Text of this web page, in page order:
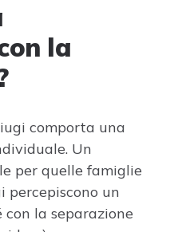
la
comporta una
Un
per quelle famiglie
percepiscono un
la separazione